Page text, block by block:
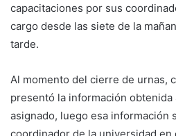
capacitaciones por sus
cargo desde las siete de la
tarde.
Al momento del cierre de urnas,
presentó la información
asignado, luego esa información